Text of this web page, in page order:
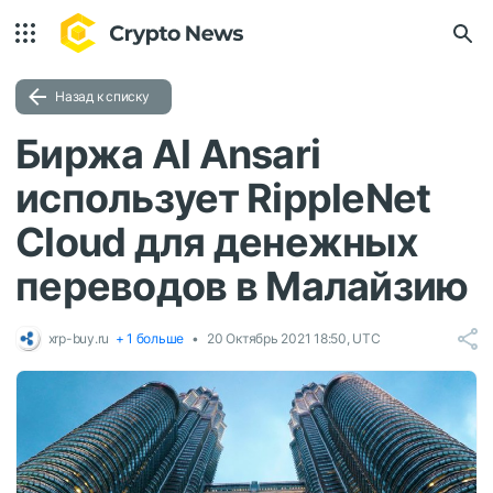
Назад к списку
Биржа Al Ansari
использует RippleNet
Cloud для денежных
переводов в Малайзию
xrp-buy.ru + 1 больше 20 Октябрь 2021 18:50, UTC